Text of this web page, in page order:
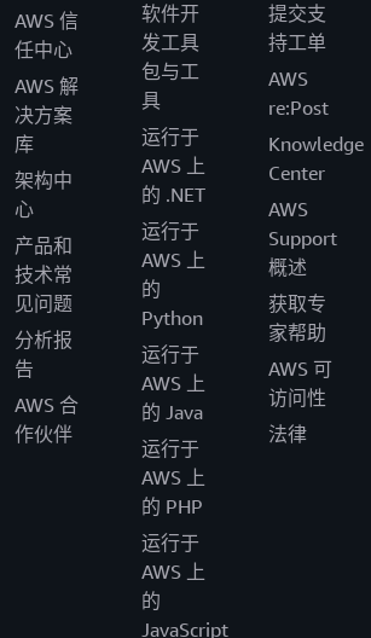
AWS 信
任中心
AWS 解
决方案
库
架构中
心
产品和
技术常
见问题
分析报
告
AWS 合
作伙伴
软件开
发工具
包与工
具
运行于
AWS 上
的 .NET
运行于
AWS 上
的
Python
运行于
AWS 上
的 Java
运行于
AWS 上
的 PHP
运行于
AWS 上
的
JavaScript
提交支
持工单
AWS
re:Post
Knowledge
Center
AWS
Support
概述
获取专
家帮助
AWS 可
访问性
法律